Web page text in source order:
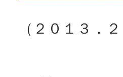
（２０１３．２